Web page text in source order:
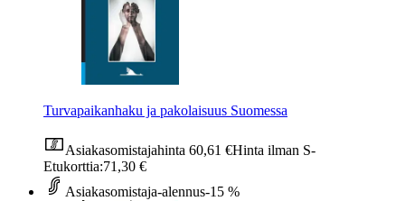
Turvapaikanhaku ja pakolaisuus Suomessa
Asiakasomistajahinta 60,61 €Hinta ilman S-
Etukorttia:71,30 €
Asiakasomistaja-alennus-15 %